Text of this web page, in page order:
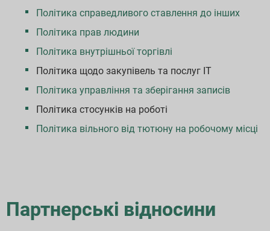
Політика справедливого ставлення до інших
Політика прав людини
Політика внутрішньої торгівлі
Політика щодо закупівель та послуг ІТ
Політика управління та зберігання записів
Політика стосунків на роботі
Політика вільного від тютюну на робочому місці
Партнерські відносини